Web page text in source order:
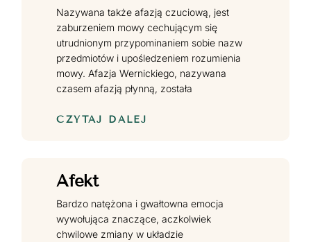
Nazywana także afazją czuciową, jest
zaburzeniem mowy cechującym się
utrudnionym przypominaniem sobie nazw
przedmiotów i upośledzeniem rozumienia
mowy. Afazja Wernickiego, nazywana
czasem afazją płynną, została
CZYTAJ DALEJ
Afekt
Bardzo natężona i gwałtowna emocja
wywołująca znaczące, aczkolwiek
chwilowe zmiany w układzie